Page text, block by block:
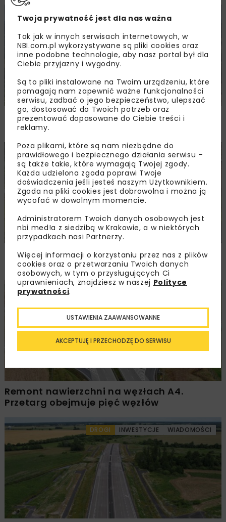
KOLEJ WIADOMOŚCI
PKP PLK ogłosiły przetarg na odcinek Gdów
– Szczyrzyc projektu Podłęże–Piekiełko
DROGI INWESTYCJE WIADOMOŚCI
Rozbudowa DW450 między Mirkowem
a Wieruszowem z dofinansowaniem UE
Remont nawierzchni na węzłach A4.
Przetarg obejmuje pięć węzłów
DROGI INWESTYCJE WIADOMOŚCI
Twoja prywatność jest dla nas ważna
Tak jak w innych serwisach internetowych, w
NBI.com.pl wykorzystywane są pliki cookies oraz
inne podobne technologie, aby nasz portal był dla
Ciebie przyjazny i wygodny.
Są to pliki instalowane na Twoim urządzeniu, które
pomagają nam zapewnić ważne funkcjonalności
serwisu, zadbać o jego bezpieczeństwo, ulepszać
go, dostosować do Twoich potrzeb oraz
prezentować dopasowane do Ciebie treści i
reklamy.
Poza plikami, które są nam niezbędne do
prawidłowego i bezpiecznego działania serwisu –
są także takie, które wymagają Twojej zgody.
Każda udzielona zgoda poprawi Twoje
doświadczenia jeśli jesteś naszym Użytkownikiem.
Zgoda na pliki cookies jest dobrowolna i można ją
wycofać w dowolnym momencie.
Administratorem Twoich danych osobowych jest
nbi med!a z siedzibą w Krakowie, a w niektórych
przypadkach nasi Partnerzy.
Więcej informacji o korzystaniu przez nas z plików
cookies oraz o przetwarzaniu Twoich danych
osobowych, w tym o przysługujących Ci
uprawnieniach, znajdziesz w naszej Polityce
prywatności.
AKCEPTUJĘ I PRZECHODZĘ DO SERWISU
USTAWIENIA ZAAWANSOWANNE